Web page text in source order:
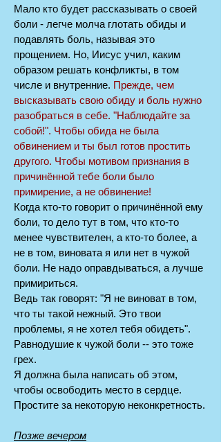
Мало кто будет рассказывать о своей
боли - легче молча глотать обиды и
подавлять боль, называя это
прощением. Но, Иисус учил, каким
образом решать конфликты, в том
числе и внутренние. Прежде, чем
высказывать свою обиду и боль нужно
разобраться в себе. "Наблюдайте за
собой!". Чтобы обида не была
обвинением и ты был готов простить
другого. Чтобы мотивом признания в
причинённой тебе боли было
примирение, а не обвинение!
Когда кто-то говорит о причинённой ему
боли, то дело тут в том, что кто-то
менее чувствителен, а кто-то более, а
не в том, виновата я или нет в чужой
боли. Не надо оправдываться, а лучше
примириться.
Ведь так говорят: "Я не виноват в том,
что ты такой нежный. Это твои
проблемы, я не хотел тебя обидеть".
Равнодушие к чужой боли -- это тоже
грех.
Я должна была написать об этом,
чтобы освободить место в сердце.
Простите за некоторую неконкретность.
Позже вечером